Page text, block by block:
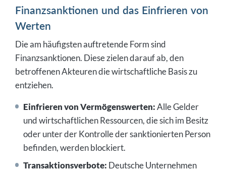
Finanzsanktionen und das Einfrieren von
Werten
Die am häufigsten auftretende Form sind
Finanzsanktionen. Diese zielen darauf ab, den
betroffenen Akteuren die wirtschaftliche Basis zu
entziehen.
Einfrieren von Vermögenswerten:Alle Gelder
und wirtschaftlichen Ressourcen, die sich im Besitz
oder unter der Kontrolle der sanktionierten Person
befinden, werden blockiert.
Transaktionsverbote: Deutsche Unternehmen